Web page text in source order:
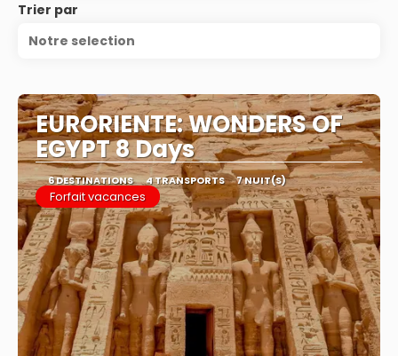
Trier par
Notre selection
EURORIENTE: WONDERS OF
EGYPT 8 Days
6 DESTINATIONS 4 TRANSPORTS 7 NUIT(S)
Forfait vacances